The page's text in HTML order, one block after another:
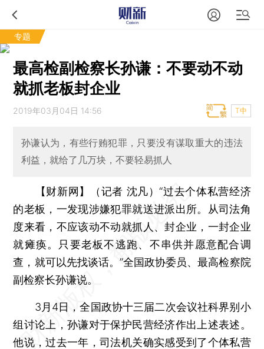
专题
最高检副检察长孙谦：不要动不动
就抓老板封企业
2019年03月04日 14:56 T中
孙谦认为，有些行贿犯罪，只要没有谋取重大的违法
利益，就给了几万块，不要轻易抓人
【财新网】（记者 沈凡）“过去个体私营经济
的老板，一发现涉嫌犯罪就送进派出所。从司法角
度来看，不应该动不动就抓人、封企业，一封企业
就瘫痪。只要老板不逃跑、不串供并愿意配合调
查，就可以先找谈话。”全国政协委员、最高检察院
副检察长孙谦说。
3月4日，全国政协十三届二次会议社科界别小
组讨论上，孙谦对于保护民营经济作出上述表述。
他说，过去一年，司法机关确实感受到了个体私营